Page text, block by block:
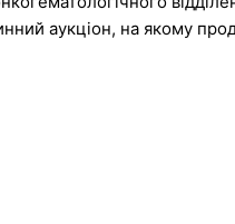
аукціон, на якому